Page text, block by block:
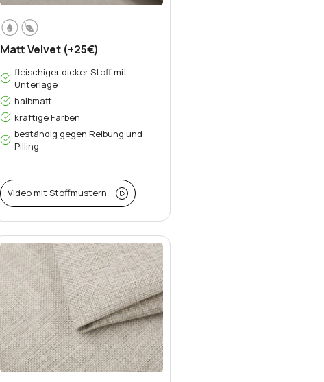
Matt Velvet (+25€)
fleischiger dicker Stoff mit
Unterlage
halbmatt
kräftige Farben
beständig gegen Reibung und
Pilling
Video mit Stoffmustern